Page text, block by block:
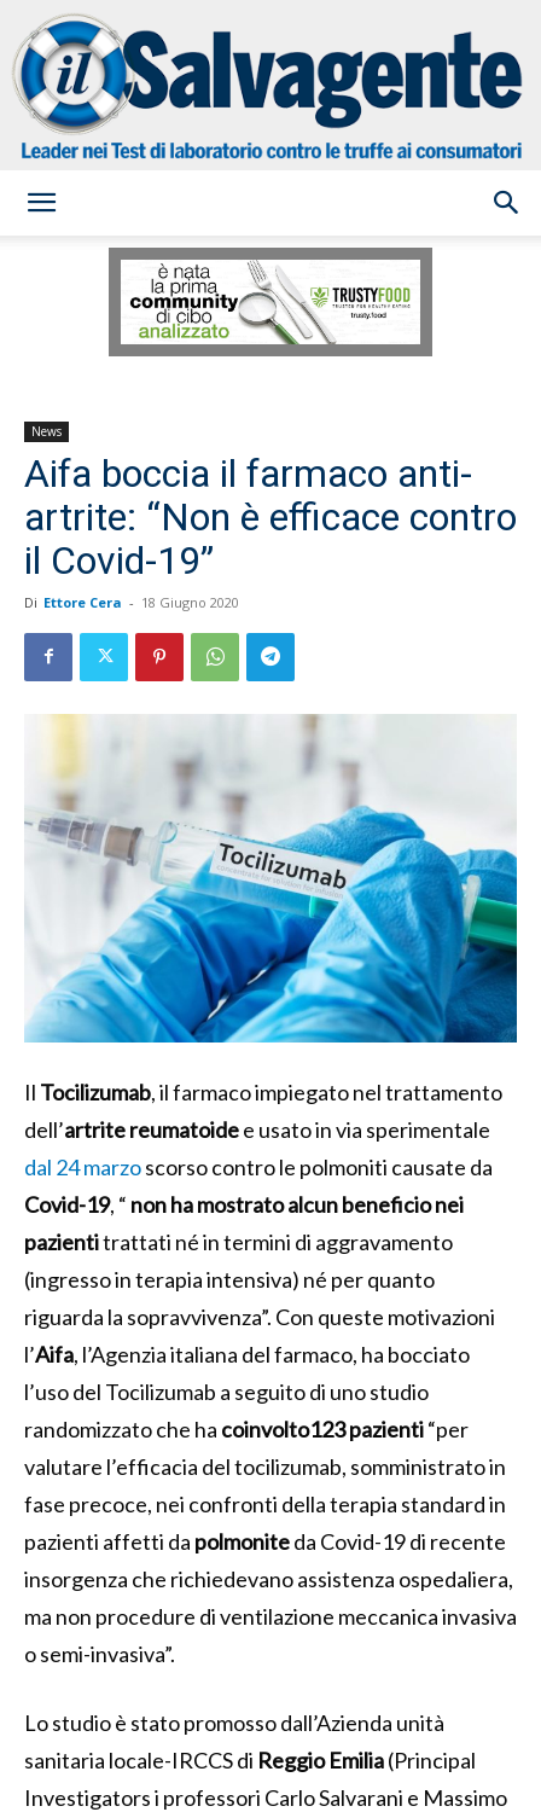
Salvagente
News
Aifa boccia il farmaco anti-
artrite: “Non è efficace contro
il Covid-19”
Di Ettore Cera - 18 Giugno 2020
Il Tocilizumab, il farmaco impiegato nel trattamento
dell’artritereumatoidee usato in via sperimentale
dal 24 marzoscorso contro le polmoniti causate da
Covid-19, “ non ha mostrato alcun beneficio nei
pazientitrattati né in termini di aggravamento
(ingresso in terapia intensiva) né per quanto
riguarda la sopravvivenza”. Con queste motivazioni
l’Aifa, l’Agenzia italiana del farmaco, ha bocciato
l’uso del Tocilizumab a seguito di uno studio
randomizzato che ha coinvolto123 pazienti“per
valutare l’efficacia del tocilizumab, somministrato in
fase precoce, nei confronti della terapia standard in
pazienti affetti da polmoniteda Covid-19 di recente
insorgenza che richiedevano assistenza ospedaliera,
ma non procedure di ventilazione meccanica invasiva
o semi-invasiva”.
Lo studio è stato promosso dall’Azienda unità
sanitaria locale-IRCCS di Reggio Emilia(Principal
Investigators i professori Carlo Salvarani e Massimo